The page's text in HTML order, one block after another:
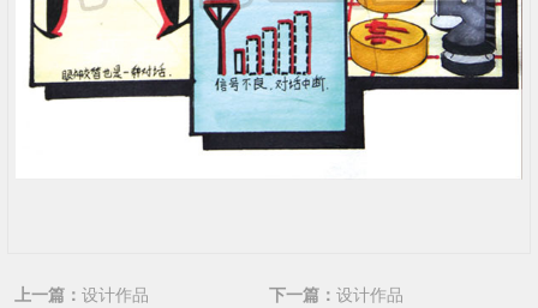
上一篇： 设计作品 下一篇： 设计作品